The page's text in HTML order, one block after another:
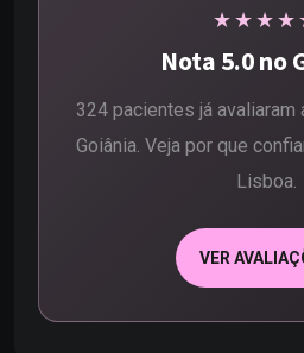
Nota 5.0 no
324 pacientes já avaliaram
Goiânia. Veja por que
Lisboa.
VER